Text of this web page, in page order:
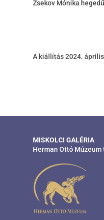
Zsekov Mónika
A kiállítás 2024.
MISKOLCI GALÉRIA
Herman Ottó